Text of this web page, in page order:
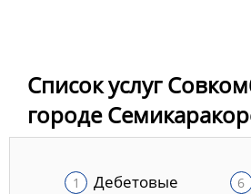
Список услуг
городе
Дебетовые